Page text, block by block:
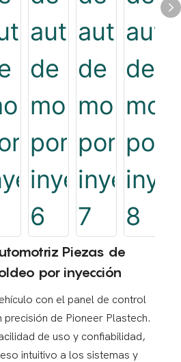
Piezas de
por inyección
con el panel de control
de Pioneer Plastech.
de uso y confiabilidad,
intuitivo a los sistemas y